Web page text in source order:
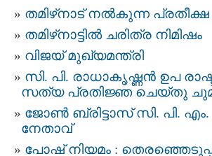
തമിഴ്‌നാട് നൽകുന്ന പ്രതീക്ഷ
തമിഴ്‌നാട്ടില്‍ ചരിത്ര നിമിഷം
വിജയ് മുഖ്യമന്ത്രി
സി. പി. രാധാകൃഷ്ണന്‍ ഉപ
സത്യ പ്രതിജ്ഞ ചെയ്തു
ജോണ്‍ ബ്രിട്ടാസ് സി. പി.
നേതാവ്
പോഷ് നിയമം :